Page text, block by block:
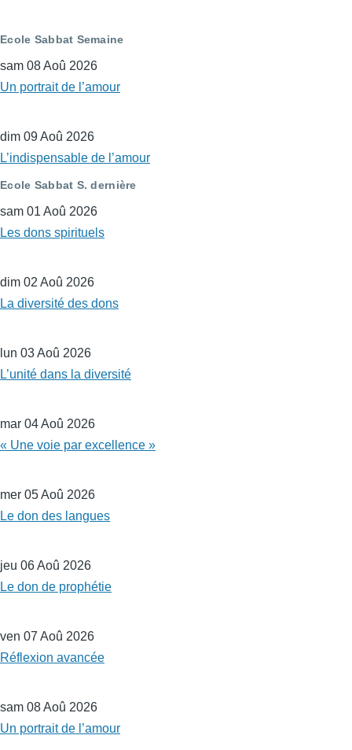
Ecole Sabbat Semaine
sam 08 Aoû 2026
Un portrait de l’amour
dim 09 Aoû 2026
L’indispensable de l’amour
Ecole Sabbat S. dernière
sam 01 Aoû 2026
Les dons spirituels
dim 02 Aoû 2026
La diversité des dons
lun 03 Aoû 2026
L’unité dans la diversité
mar 04 Aoû 2026
« Une voie par excellence »
mer 05 Aoû 2026
Le don des langues
jeu 06 Aoû 2026
Le don de prophétie
ven 07 Aoû 2026
Réflexion avancée
sam 08 Aoû 2026
Un portrait de l’amour